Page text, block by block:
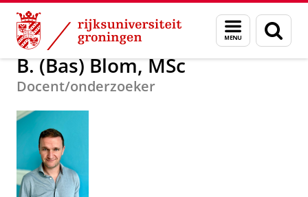
Skip
Content
Skip
Navigation
Menu
en
zoeken
Over ons B. (Bas) Blom, MSc
B. (Bas) Blom, MSc
Docent/onderzoeker